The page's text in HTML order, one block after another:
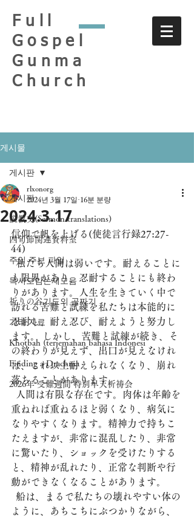
Full
Gospel
Gunma
Church
게시물
게시판
説教文(Sermon translations)
四旬節関連資料室
주일 주보 파일
독서모임논제모음
祈りの谷기도의 골짜기
기타 자료
Khotbah (terjemahan bahasa Indonesi
Finding a Drachma
2026年 受難週間 特別早天祈祷会
게시판
2024.3.17
rlxonorg
2024년 3월 17일 16분 분량
信仰で帆を上げる(使徒言行録27:27-
44)
  私たち人間は弱いです。耐えることに
も限界があり、忍耐することにも終わ
りがあります。人生を生きていく中で
訪れる苦難と試練を私たちは本能的に
忍耐し、耐え忍び、耐えようと努力し
ます。 しかし、苦難と試練が続き、そ
の終わりが見えず、出口が見えなけれ
ば、これ以上耐えられなくなり、崩れ
落ちることがあります。
重ねれば重ねるほど弱くなり、病気に
なりやすくなります。精神力で持ちこ
たえますが、非常に混乱したり、非常
に驚いたり、ショックを受けたりする
と、精神が乱れたり、正常な判断や行
動ができなくなることがあります。
ように、あちこちにぶつかりながら、